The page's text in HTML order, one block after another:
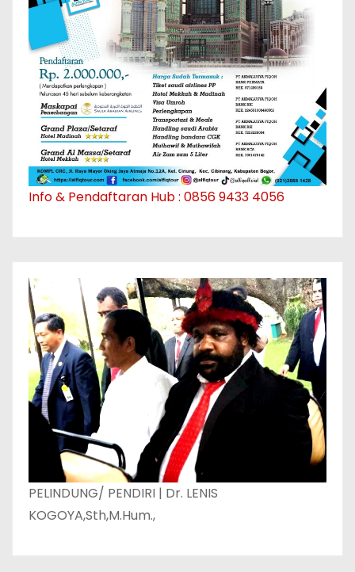
Info & Pendaftaran Hub : 0856 9433 4056
PELINDUNG/ PENDIRI | Dr. LENIS
KOGOYA,Sth,M.Hum.,